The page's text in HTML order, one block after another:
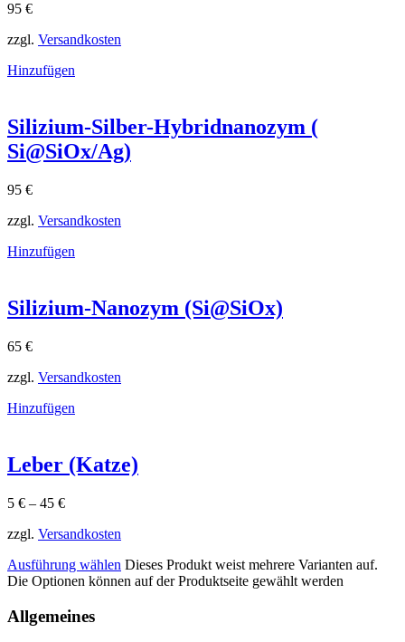
95 €
zzgl. Versandkosten
Hinzufügen
Silizium-Silber-Hybridnanozym (
Si@SiOx/Ag)
95 €
zzgl. Versandkosten
Hinzufügen
Silizium-Nanozym (Si@SiOx)
65 €
zzgl. Versandkosten
Hinzufügen
Leber (Katze)
5 € – 45 €
zzgl. Versandkosten
Ausführung wählen Dieses Produkt weist mehrere Varianten auf.
Die Optionen können auf der Produktseite gewählt werden
Allgemeines